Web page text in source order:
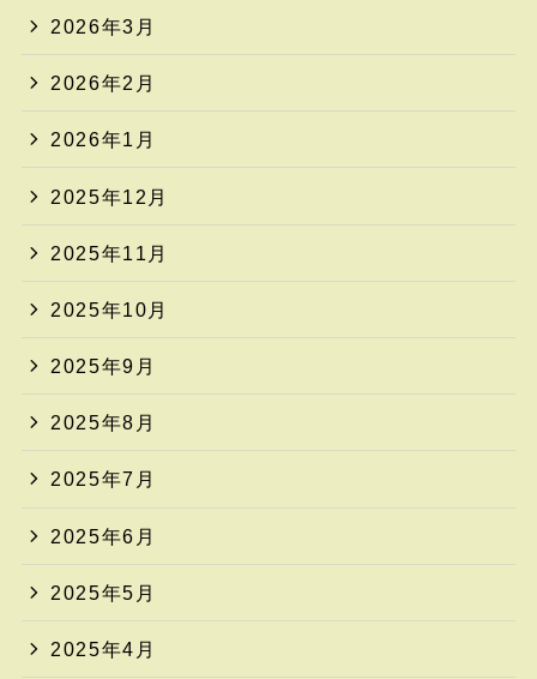
2026年3月
2026年2月
2026年1月
2025年12月
2025年11月
2025年10月
2025年9月
2025年8月
2025年7月
2025年6月
2025年5月
2025年4月